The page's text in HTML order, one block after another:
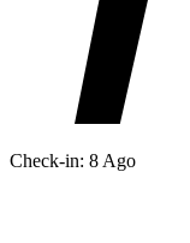
Check-in: 8 Ago